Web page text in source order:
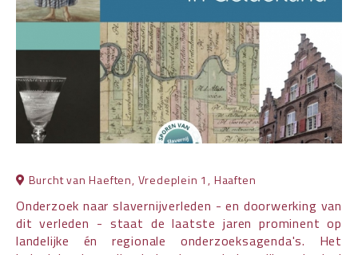
Burcht van Haeften, Vredeplein 1, Haaften
Onderzoek naar slavernijverleden - en doorwerking van
dit verleden - staat de laatste jaren prominent op
landelijke én regionale onderzoeksagenda's. Het